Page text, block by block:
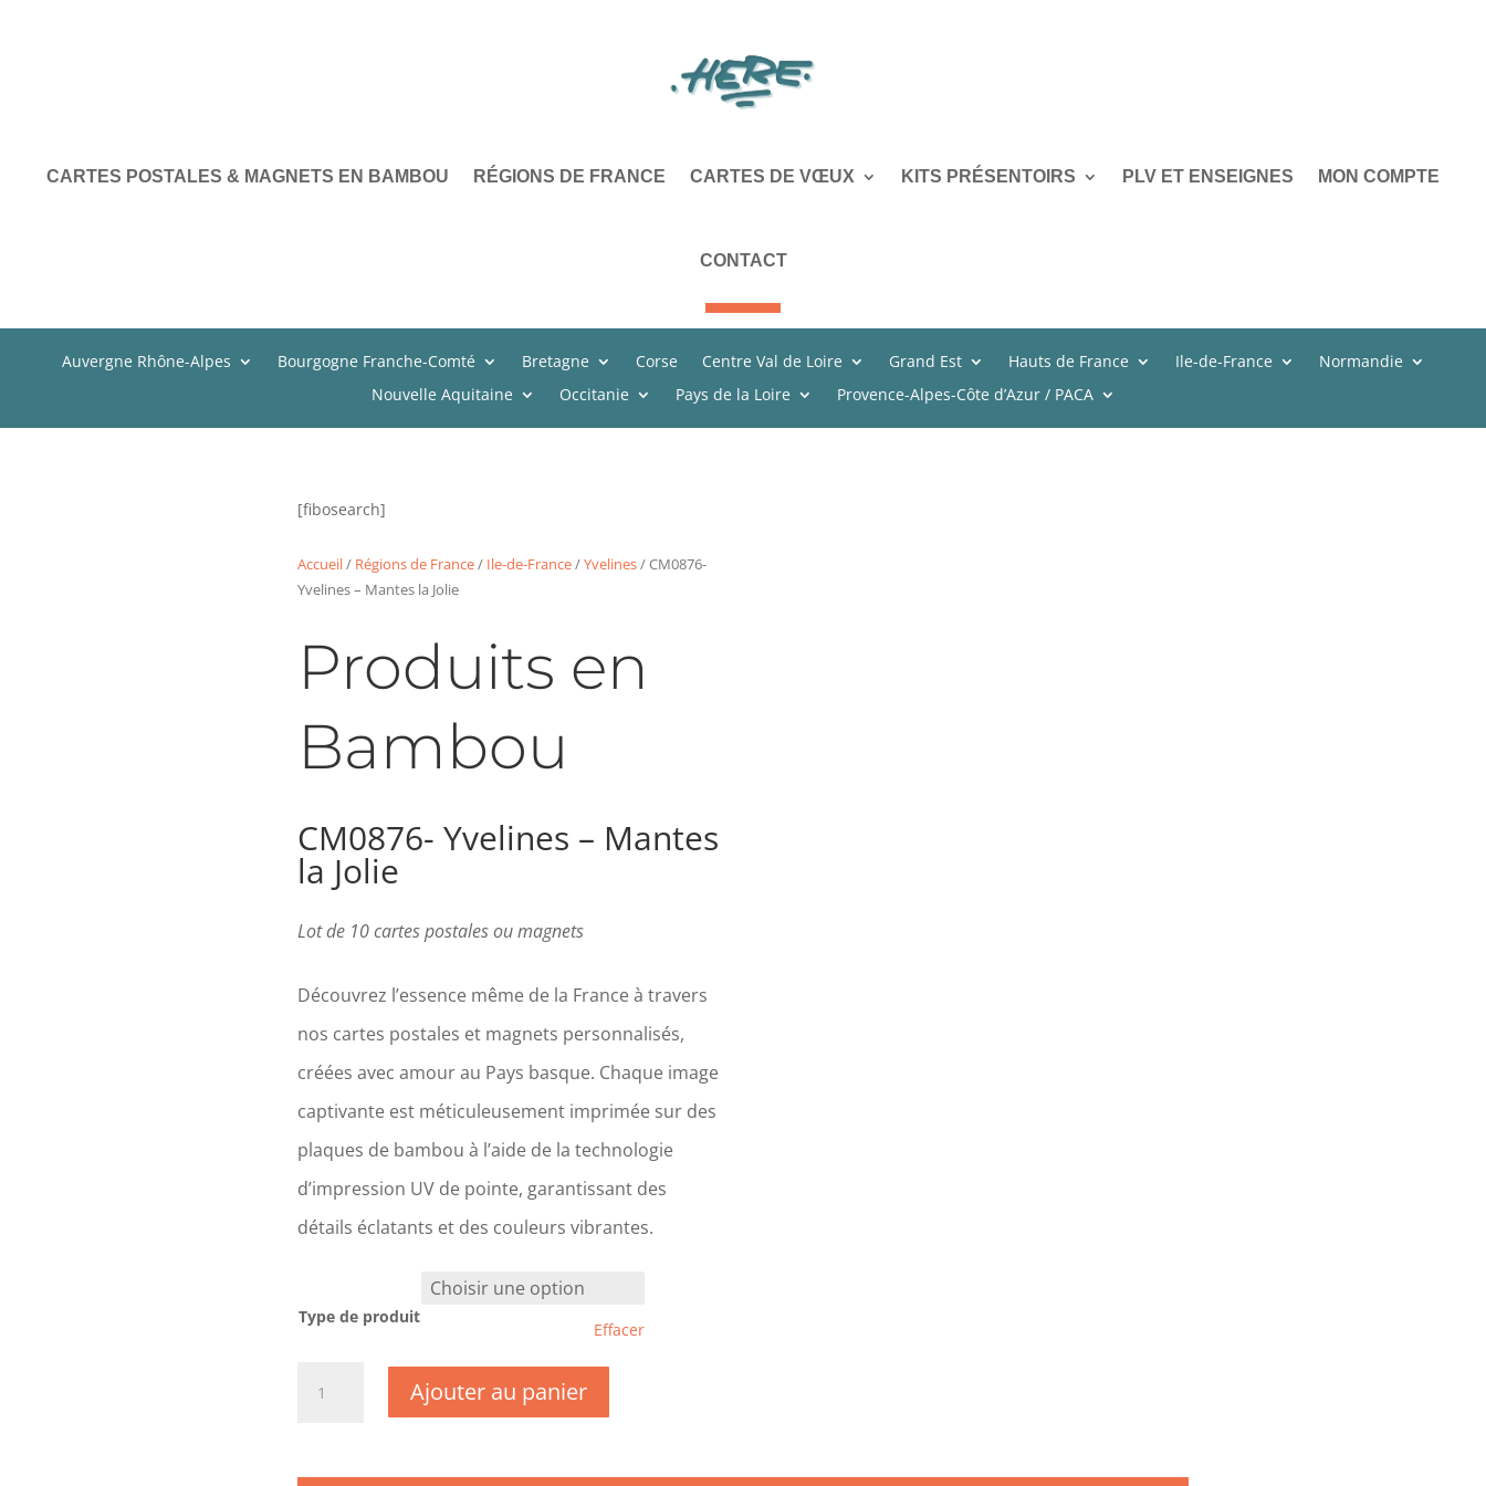
CARTES POSTALES & MAGNETS EN BAMBOU RÉGIONS DE FRANCE CARTES DE VŒUX KITS PRÉSENTOIRS PLV ET ENSEIGNES MON COMPTE
CONTACT
Auvergne Rhône-Alpes Bourgogne Franche-Comté Bretagne Corse Centre Val de Loire Grand Est Hauts de France Ile-de-France
Normandie
Nouvelle Aquitaine
Occitanie Pays de la Loire Provence-Alpes-Côte d’Azur / PACA
[fibosearch]
Accueil/ Régions de France/ Ile-de-France/Yvelines/ CM0876-
Yvelines – Mantes la Jolie
Produits en
Bambou
CM0876- Yvelines – Mantes
la Jolie
Lot de 10 cartes postales ou magnets
Découvrez l’essence même de la France à travers
nos cartes postales et magnets personnalisés,
créées avec amour au Pays basque. Chaque image
captivante est méticuleusement imprimée sur des
plaques de bambou à l’aide de la technologie
d’impression UV de pointe, garantissant des
détails éclatants et des couleurs vibrantes.
Type de produit
Effacer
-
Ajouter au panier